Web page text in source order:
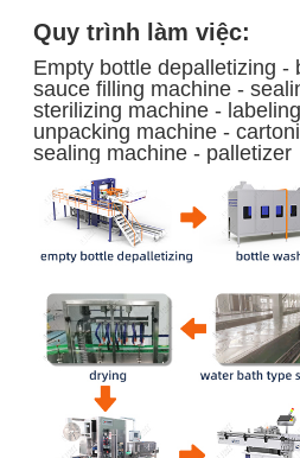
Quy trình làm việc:
Empty bottle depalletizing -
sauce filling machine -
sterilizing machine -
unpacking machine -
sealing machine - palletizer